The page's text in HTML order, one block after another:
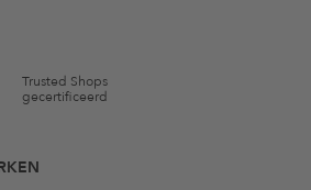
Trusted Shops
gecertificeerd